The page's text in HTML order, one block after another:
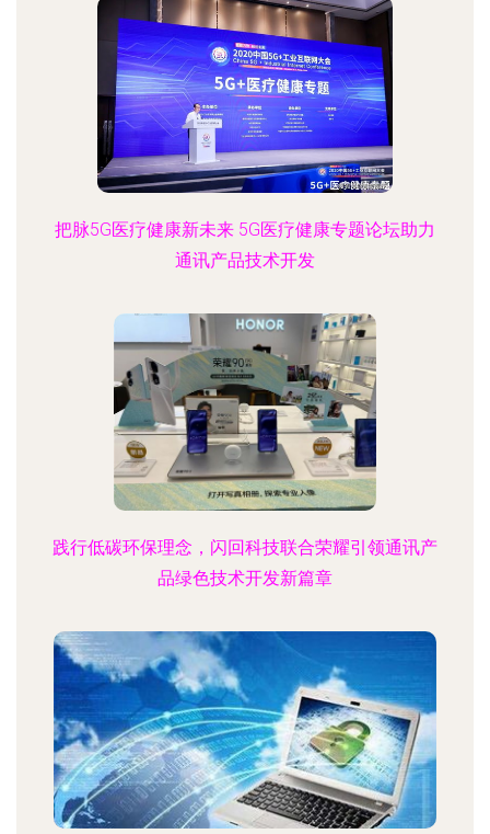
把脉5G医疗健康新未来 5G医疗健康专题论坛助力
通讯产品技术开发
践行低碳环保理念，闪回科技联合荣耀引领通讯产
品绿色技术开发新篇章